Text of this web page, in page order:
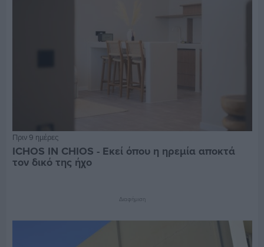
Πριν 9 ημέρες
ICHOS IN CHIOS - Εκεί όπου η ηρεμία αποκτά
τον δικό της ήχο
Διαφήμιση